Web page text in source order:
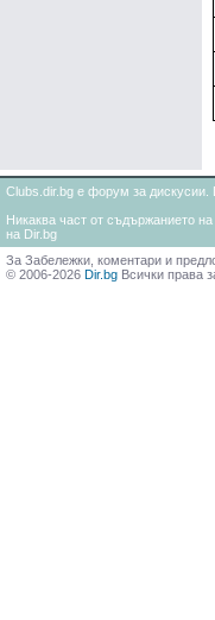
Clubs.dir.bg е форум за дискусии.
Никаква част от съдържанието
на Dir.bg
За Забележки, коментари и
© 2006-2026 Dir.bg Всички права